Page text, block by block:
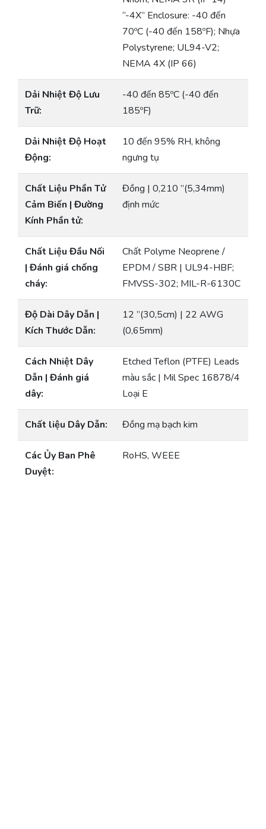
“-4X” Enclosure: -40 đến
70ºC (-40 đến 158ºF); Nhựa
Polystyrene; UL94-V2;
NEMA 4X (IP 66)
Dải Nhiệt Độ Lưu
Trữ:
-40 đến 85ºC (-40 đến
185ºF)
Dải Nhiệt Độ Hoạt
Động:
10 đến 95% RH, không
ngưng tụ
Chất Liệu Phần Tử
Cảm Biến | Đường
Kính Phần tử:
Đồng | 0,210 ”(5,34mm)
định mức
Chất Liệu Đầu Nối
| Đánh giá chống
cháy:
Chất Polyme Neoprene /
EPDM / SBR | UL94-HBF;
FMVSS-302; MIL-R-6130C
Độ Dài Dây Dẫn |
Kích Thước Dẫn:
12 ”(30,5cm) | 22 AWG
(0,65mm)
Cách Nhiệt Dây
Dẫn | Đánh giá
dây:
Etched Teflon (PTFE) Leads
màu sắc | Mil Spec 16878/4
Loại E
Chất liệu Dây Dẫn: Đồng mạ bạch kim
Các Ủy Ban Phê
Duyệt:
RoHS, WEEE